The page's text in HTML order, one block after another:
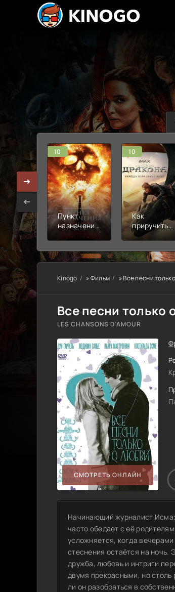
10
Пункт
назначения:
10
Как
приручить
дракона
Kinogo »Фильм » Все песни
Все песни только
LES CHANSONS D'AMOUR
СМОТРЕТЬ ОНЛАЙН
Начинающий журналист
часто обедает с её
усложняется, когда
стеснения остаётся на
дружба, любовь и интриги
двумя прекрасными, но
ли он разобраться в